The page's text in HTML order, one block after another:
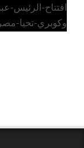
افتتاح-الرئيس-
وكوبري-تحيا-مصر